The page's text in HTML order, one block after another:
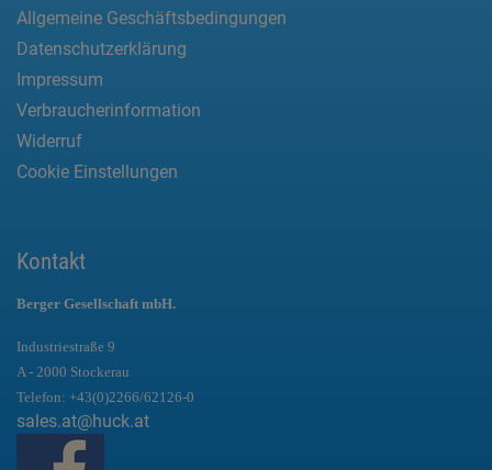
Allgemeine Geschäftsbedingungen
Datenschutzerklärung
Impressum
Verbraucherinformation
Widerruf
Cookie Einstellungen
Kontakt
Berger Gesellschaft mbH.
Industriestraße 9
A - 2000 Stockerau
Telefon: +43(0)2266/62126-0
sales.at@huck.at